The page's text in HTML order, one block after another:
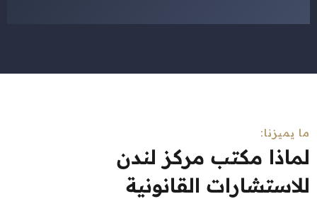
ما يميزنا:
لماذا مكتب مركز لندن
للاستشارات القانونية